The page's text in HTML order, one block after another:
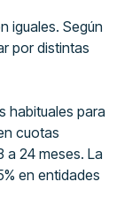
iguales. Según
por distintas
habituales para
cuotas
a 24 meses. La
en entidades